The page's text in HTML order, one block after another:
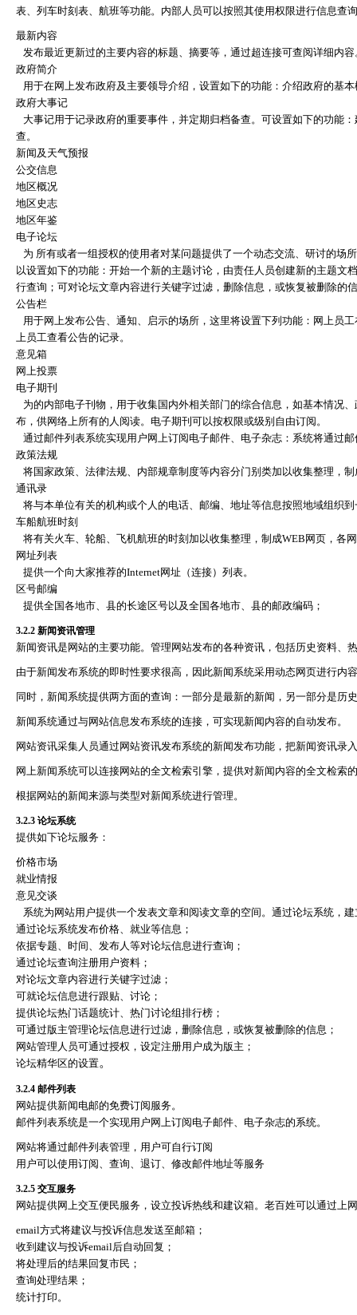
表、列车时刻表、航班等功能。内部人员可以按照其使用权限进行信息
最新内容
发布最近更新过的主要内容的标题、摘要等，通过超连接可查阅详细内容
政府简介
用于在网上发布政府及主要领导介绍，设置如下的功能：介绍政府的基
政府大事记
大事记用于记录政府的重要事件，并定期归档备查。可设置如下的功能
查。
新闻及天气预报
公交信息
地区概况
地区史志
地区年鉴
电子论坛
为 所有或者一组授权的使用者对某问题提供了一个动态交流、研讨的场
以设置如下的功能：开始一个新的主题讨论，由责任人员创建新的主题
行查询；可对论坛文章内容进行关键字过滤，删除信息，或恢复被删除的
公告栏
用于网上发布公告、通知、启示的场所，这里将设置下列功能：网上员
上员工查看公告的记录。
意见箱
网上投票
电子期刊
为的内部电子刊物，用于收集国内外相关部门的综合信息，如基本情况
布，供网络上所有的人阅读。电子期刊可以按权限或级别自由订阅。
通过邮件列表系统实现用户网上订阅电子邮件、电子杂志：系统将通过
政策法规
将国家政策、法律法规、内部规章制度等内容分门别类加以收集整理，制
通讯录
将与本单位有关的机构或个人的电话、邮编、地址等信息按照地域组织
车船航班时刻
将有关火车、轮船、飞机航班的时刻加以收集整理，制成WEB 网页，各
网址列表
提供一个向大家推荐的Internet网址（连接）列表。
区号邮编
提供全国各地市、县的长途区号以及全国各地市、县的邮政编码；
3.2.2 新闻资讯管理
新闻资讯是网站的主要功能。管理网站发布的各种资讯，包括历史资料
由于新闻发布系统的即时性要求很高，因此新闻系统采用动态网页进行
同时，新闻系统提供两方面的查询：一部分是最新的新闻，另一部分是历
新闻系统通过与网站信息发布系统的连接，可实现新闻内容的自动发布。
网站资讯采集人员通过网站资讯发布系统的新闻发布功能，把新闻资讯
网上新闻系统可以连接网站的全文检索引擎，提供对新闻内容的全文检索
根据网站的新闻来源与类型对新闻系统进行管理。
3.2.3 论坛系统
提供如下论坛服务：
价格市场
就业情报
意见交谈
系统为网站用户提供一个发表文章和阅读文章的空间。通过论坛系统，
通过论坛系统发布价格、就业等信息；
依据专题、时间、发布人等对论坛信息进行查询；
通过论坛查询注册用户资料；
对论坛文章内容进行关键字过滤；
可就论坛信息进行跟贴、讨论；
提供论坛热门话题统计、热门讨论组排行榜；
可通过版主管理论坛信息进行过滤，删除信息，或恢复被删除的信息；
网站管理人员可通过授权，设定注册用户成为版主；
论坛精华区的设置。
3.2.4 邮件列表
网站提供新闻电邮的免费订阅服务。
邮件列表系统是一个实现用户网上订阅电子邮件、电子杂志的系统。
网站将通过邮件列表管理，用户可自行订阅
用户可以使用订阅、查询、退订、修改邮件地址等服务
3.2.5 交互服务
网站提供网上交互便民服务，设立投诉热线和建议箱。老百姓可以通过
email方式将建议与投诉信息发送至邮箱；
收到建议与投诉email后自动回复；
将处理后的结果回复市民；
查询处理结果；
统计打印。